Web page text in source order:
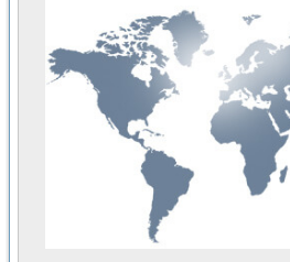
Разработка
Применение среды
Портативная система для
Использование LabVIEW
Устройство для снятия
Передовые научные
Автоматизированная
Автоматизированный
Визуализация
Виртуальный прибор для
Исследование
Исследование кинетики